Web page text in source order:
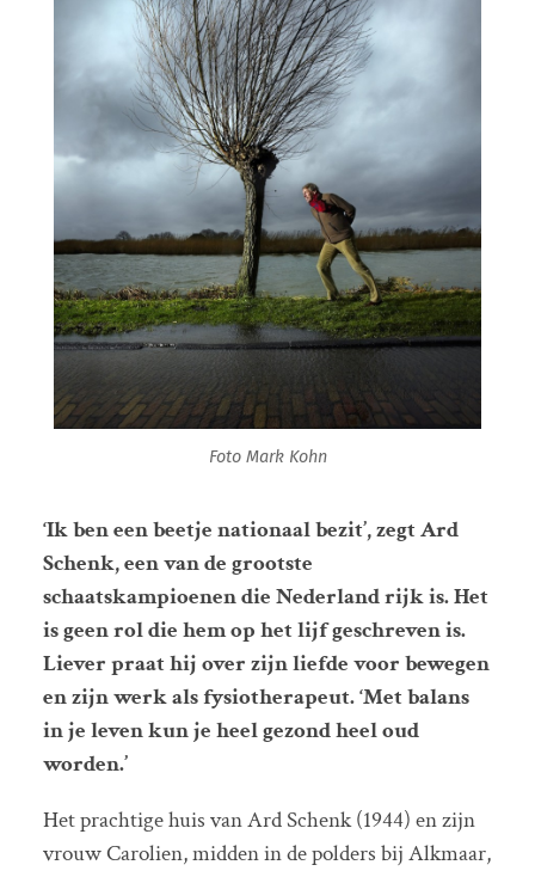
Foto Mark Kohn
‘Ik ben een beetje nationaal bezit’, zegt Ard
Schenk, een van de grootste
schaatskampioenen die Nederland rijk is. Het
is geen rol die hem op het lijf geschreven is.
Liever praat hij over zijn liefde voor bewegen
en zijn werk als fysiotherapeut. ‘Met balans
in je leven kun je heel gezond heel oud
worden.’
Het prachtige huis van Ard Schenk (1944) en zijn
vrouw Carolien, midden in de polders bij Alkmaar,